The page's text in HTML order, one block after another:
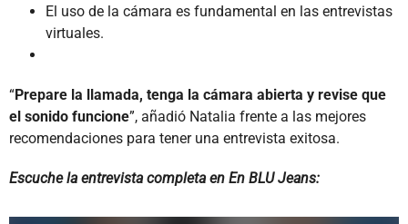
El uso de la cámara es fundamental en las entrevistas
virtuales.
“Prepare la llamada, tenga la cámara abierta y revise que
el sonido funcione”, añadió Natalia frente a las mejores
recomendaciones para tener una entrevista exitosa.
Escuche la entrevista completa en En BLU Jeans: